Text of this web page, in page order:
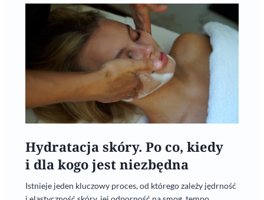
Hydratacja skóry. Po co, kiedy
i dla kogo jest niezbędna
Istnieje jeden kluczowy proces, od którego zależy jędrność